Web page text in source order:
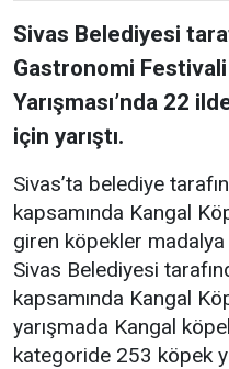
Sivas Belediyesi
Gastronomi
Yarışması’nda 22
için yarıştı.
Sivas’ta belediye
kapsamında Kangal
giren köpekler
Sivas Belediyesi
kapsamında Kangal
yarışmada Kangal
kategoride 253 köpek